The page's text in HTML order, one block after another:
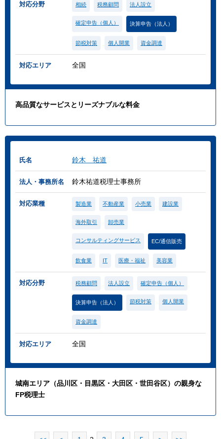
対応分野 相続 税務顧問 法人設立
確定申告（個人） 決算申告（法人）
節税対策 個人開業 資金調達
対応エリア 全国
高品質なサービスとリーズナブルな料金
氏名 鈴木 祐道
法人・事務所名 鈴木祐道税理士事務所
対応業種 製造業 不動産業 小売業 建設業
海外取引 卸売業
コンサルティングサービス EC/通信販売
飲食業 IT 医療・福祉 美容業
対応分野 税務顧問 法人設立 確定申告（個人）
決算申告（法人） 節税対策 個人開業
資金調達
対応エリア 全国
城南エリア（品川区・目黒区・大田区・世田谷区）の親身な
FP税理士